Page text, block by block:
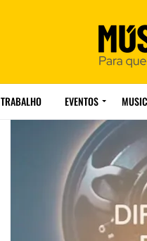
TRABALHO EVENTOS